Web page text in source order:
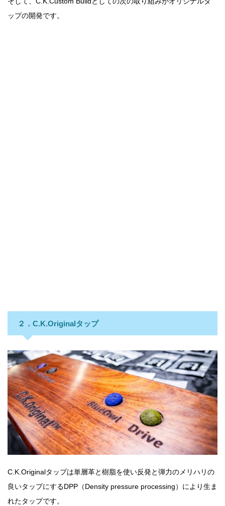
ップの開発です。
２．C.K.Originalタップ
C.K.Originalタップは単層革と樹脂を使い反発と弾力のメリハリの
良いタップにするDPP（Density pressure processing）により生ま
れたタップです。